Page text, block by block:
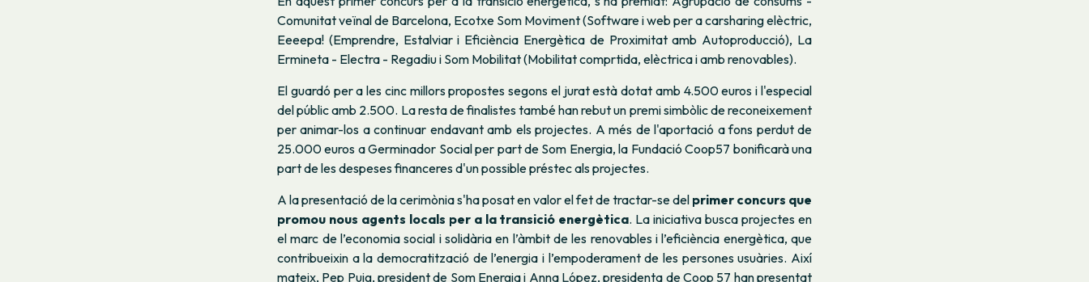
Comunitat veïnal de Barcelona, Ecotxe Som Moviment (Software i web per a carsharing elèctric,
Eeeepa! (Emprendre, Estalviar i Eficiència Energètica de Proximitat amb Autoproducció), La
Ermineta - Electra - Regadiu i Som Mobilitat (Mobilitat comprtida, elèctrica i amb renovables).
El guardó per a les cinc millors propostes segons el jurat està dotat amb 4.500 euros i l'especial
del públic amb 2.500. La resta de finalistes també han rebut un premi simbòlic de reconeixement
per animar-los a continuar endavant amb els projectes. A més de l'aportació a fons perdut de
25.000 euros a Germinador Social per part de Som Energia, la Fundació Coop57 bonificarà una
part de les despeses financeres d'un possible préstec als projectes.
A la presentació de la cerimònia s'ha posat en valor el fet de tractar-se del primer concurs que
promou nous agents locals per a la transició energètica. La iniciativa busca projectes en
el marc de l’economia social i solidària en l’àmbit de les renovables i l’eficiència energètica, que
contribueixin a la democratització de l’energia i l’empoderament de les persones usuàries. Així
mateix, Pep Puig, president de Som Energia i Anna López, presidenta de Coop 57 han presentat